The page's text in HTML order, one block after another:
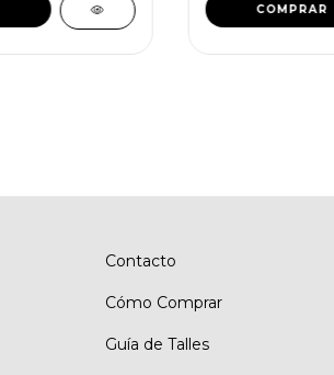
COMPRAR
Contacto
Cómo Comprar
Guía de Talles